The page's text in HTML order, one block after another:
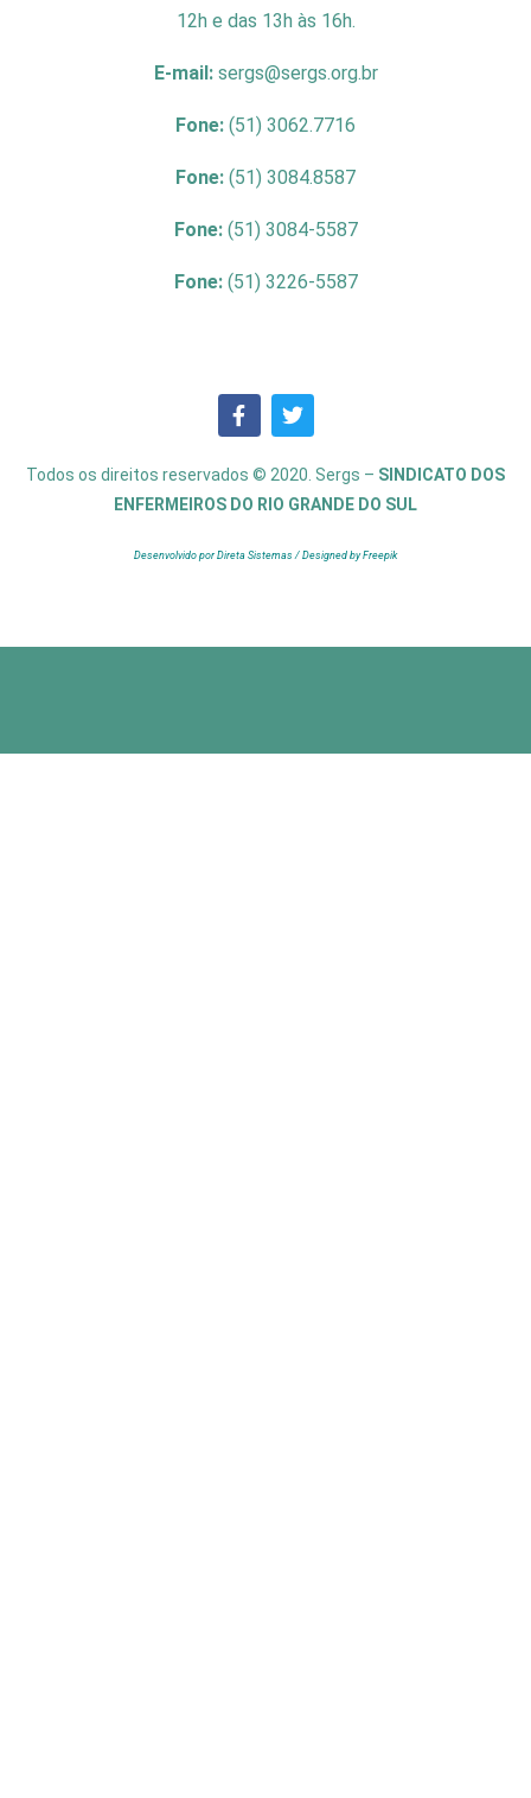
12h e das 13h às 16h.
E-mail: sergs@sergs.org.br
Fone: (51) 3062.7716
Fone: (51) 3084.8587
Fone: (51) 3084-5587
Fone: (51) 3226-5587
Todos os direitos reservados © 2020. Sergs – SINDICATO DOS
ENFERMEIROS DO RIO GRANDE DO SUL
Desenvolvido por Direta Sistemas / Designed by Freepik